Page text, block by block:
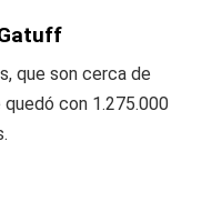
que son cerca de
con 1.275.000